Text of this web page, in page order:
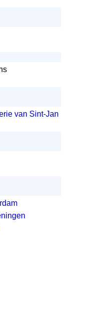
van Sint-Jan